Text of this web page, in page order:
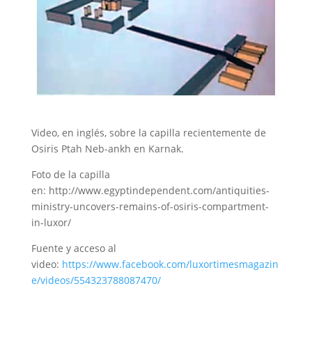
Video, en inglés, sobre la capilla recientemente de
Osiris Ptah Neb-ankh en Karnak.
Foto de la capilla
en: http://www.egyptindependent.com/antiquities-
ministry-uncovers-remains-of-osiris-compartment-
in-luxor/
Fuente y acceso al
video: https://www.facebook.com/luxortimesmagazin
e/videos/554323788087470/